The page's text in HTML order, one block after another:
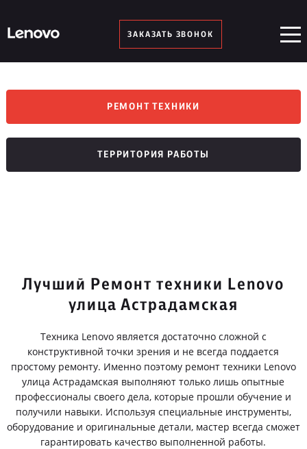
ЗАКАЗАТЬ ЗВОНОК
РЕМОНТ ТЕХНИКИ
ТЕРРИТОРИЯ РАБОТЫ
Лучший Ремонт техники Lenovo
улица Астрадамская
Техника Lenovo является достаточно сложной с
конструктивной точки зрения и не всегда поддается
простому ремонту. Именно поэтому ремонт техники Lenovo
улица Астрадамская выполняют только лишь опытные
профессионалы своего дела, которые прошли обучение и
получили навыки. Используя специальные инструменты,
оборудование и оригинальные детали, мастер всегда сможет
гарантировать качество выполненной работы.